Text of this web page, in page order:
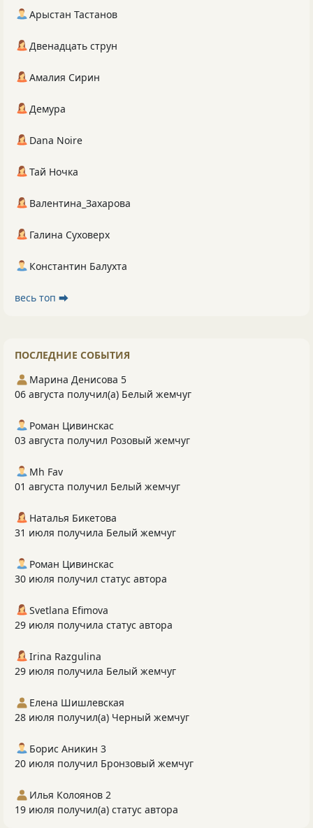
Арыстан Тастанов
Двенадцать струн
Амалия Сирин
Демура
Dana Noire
Тай Ночка
Валентина_Захарова
Галина Суховерх
Константин Балухта
весь топ ⮕
ПОСЛЕДНИЕ СОБЫТИЯ
Марина Денисова 5
06 августа получил(а) Белый жемчуг
Роман Цивинскас
03 августа получил Розовый жемчуг
Mh Fav
01 августа получил Белый жемчуг
Наталья Бикетова
31 июля получила Белый жемчуг
Роман Цивинскас
30 июля получил статус автора
Svetlana Efimova
29 июля получила статус автора
Irina Razgulina
29 июля получила Белый жемчуг
Елена Шишлевская
28 июля получил(а) Черный жемчуг
Борис Аникин 3
20 июля получил Бронзовый жемчуг
Илья Колоянов 2
19 июля получил(а) статус автора